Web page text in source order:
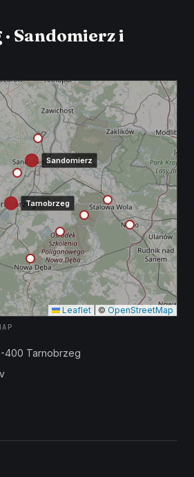
Sandomierz i
Tarnobrzeg
Sandomierz
Leaflet © OpenStreetMap
400 Tarnobrzeg